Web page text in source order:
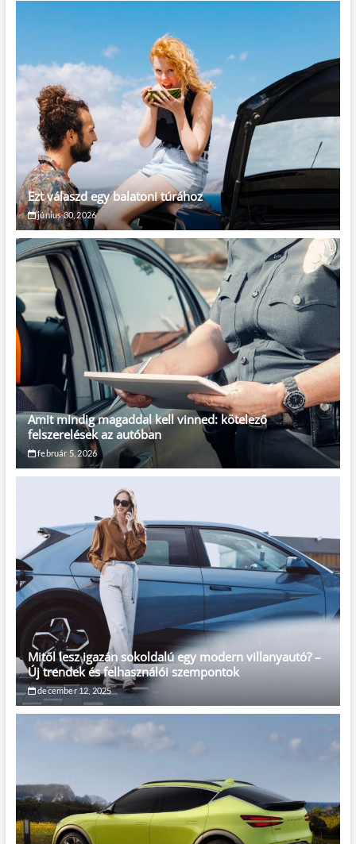
Ezt válaszd egy balatoni túrához
június 30, 2026
Amit mindig magaddal kell vinned: kötelező
felszerelések az autóban
február 5, 2026
Mitől lesz igazán sokoldalú egy modern villanyautó? –
Új trendek és felhasználói szempontok
december 12, 2025